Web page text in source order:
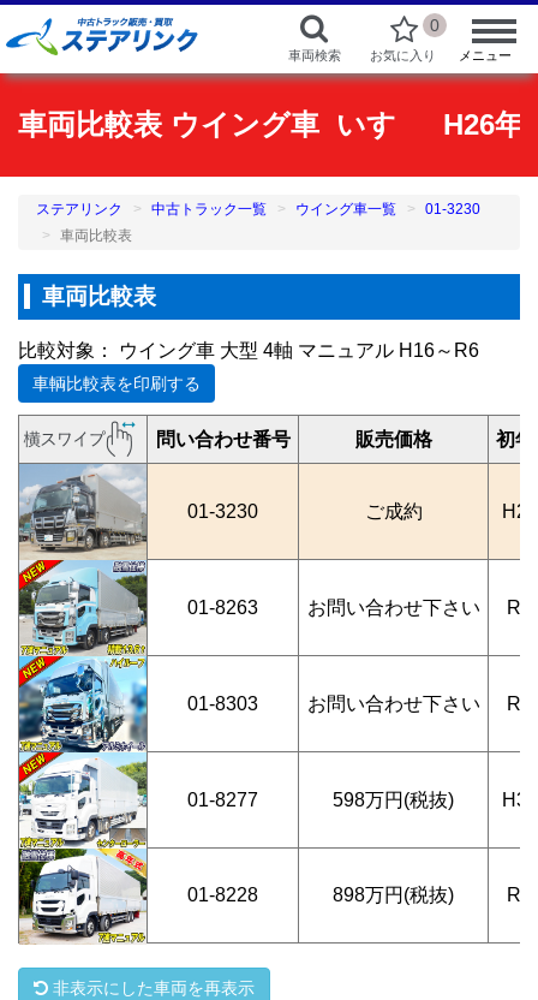
車両検索
0
お気に入り メニュー
車両比較表 ウイング車 いすゞ H26年
ステアリンク 中古トラック一覧 ウイング車一覧
01-3230
車両比較表
車両比較表
比較対象： ウイング車 大型 4軸 マニュアル H16～R6
車輌比較表を印刷する
問い合わせ番号
01-3230
01-8263
01-8303
01-8277
01-8228
販売価格
ご成約
お問い合わせ下さい
お問い合わせ下さい
598万円(税抜)
898万円(税抜)
初
R1
R3
R3
非表示にした車両を再表示